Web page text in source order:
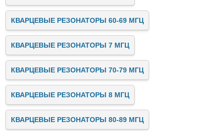
КВАРЦЕВЫЕ РЕЗОНАТОРЫ 60-69 МГЦ
КВАРЦЕВЫЕ РЕЗОНАТОРЫ 7 МГЦ
КВАРЦЕВЫЕ РЕЗОНАТОРЫ 70-79 МГЦ
КВАРЦЕВЫЕ РЕЗОНАТОРЫ 8 МГЦ
КВАРЦЕВЫЕ РЕЗОНАТОРЫ 80-89 МГЦ